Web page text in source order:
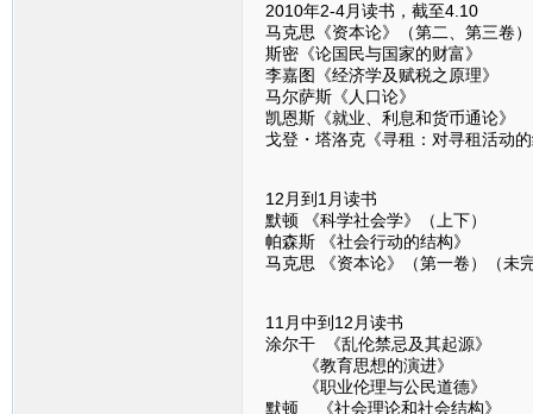
2010年2-4月读书，截至4.10
马克思《资本论》（第二、第三卷）
斯密《论国民与国家的财富》
李嘉图《经济学及赋税之原理》
马尔萨斯《人口论》
凯恩斯《就业、利息和货币通论》
戈登・塔洛克《寻租：对寻租活动
12月到1月读书
默顿 《科学社会学》（上下）
帕森斯 《社会行动的结构》
马克思 《资本论》（第一卷）（未
11月中到12月读书
涂尔干 《乱伦禁忌及其起源》
《教育思想的演进》
《职业伦理与公民道德》
默顿 《社会理论和社会结构》